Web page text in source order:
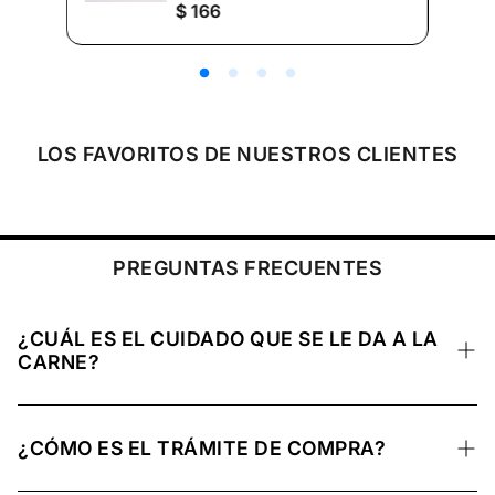
P
e
e
g
r
$ 166
LOS FAVORITOS DE NUESTROS CLIENTES
PREGUNTAS FRECUENTES
¿CUÁL ES EL CUIDADO QUE SE LE DA A LA
CARNE?
congelada para conservar sus nutrientes, preservar su
¿CÓMO ES EL TRÁMITE DE COMPRA?